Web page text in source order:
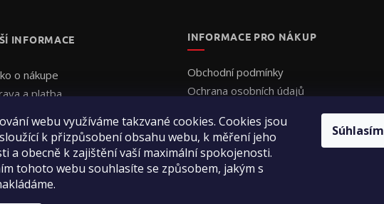
webu využíváme takzvané cookies. Cookies jsou
k přizpůsobení obsahu webu, k měření jeho
a obecně k zajištění vaší maximální spokojenosti.
tohoto webu souhlasíte se způsobem, jakým s
Súhlasím
INFORMACE
o nákupe
a platba
obchodu
INFORMACE PRO NÁKUP
Obchodní podmínky
Ochrana osobních údajů
Formulář - Odstoupení od smlouvy